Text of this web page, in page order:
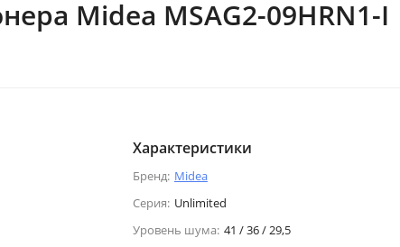
Midea MSAG2-09HRN1-I
Характеристики
Бренд: Midea
Серия: Unlimited
Уровень шума: 41 / 36 / 29,5